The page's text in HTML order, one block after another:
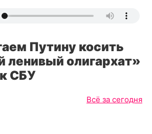
Путину косить
ленивый олигархат»
СБУ
Всё за сегодня